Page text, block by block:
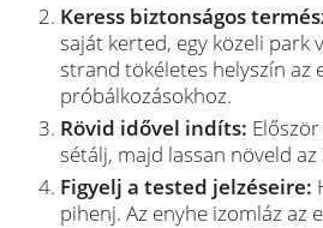
Keress biztonságos
saját kerted, egy közeli park
strand tökéletes helyszín az
próbálkozásokhoz.
Rövid idővel indíts:
sétálj, majd lassan növeld
Figyelj a tested jelzéseire:
pihenj. Az enyhe izomláz az